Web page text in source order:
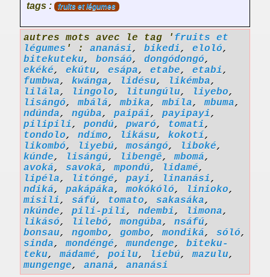
tags : fruits et légumes
autres mots avec le tag ' fruits et
légumes ' : ananási, bikedi, eloló,
bitekuteku, bonsáó, dongódongó,
ekéké, ekútu, esápa, etabe, etabi,
fumbwa, kwánga, lidésu, likémba,
lilála, lingolo, litungúlu, liyebo,
lisángó,mbálá,mbika,mbíla,mbuma,
ndúnda, ngúba, paipái, payipayi,
pilipili, pondú, pwaró, tomati,
tondolo, ndímo, likásu, kokotí,
likombó, liyebú,mosángó, liboké,
kúnde, lisángú, libengê,mbomá,
avoká, savoká,mpondú, lidamé,
lipéla, litóngé, payi, linanási,
ndiká, pakápáka,mokókóló, linioko,
misili, sáfú, tomato, sakasáka,
nkúnde, pili-pili, ndembi, limona,
likásó, lilebó,mongúba, nsáfú,
bonsau, ngombo, gombo,mondiká, sóló,
sinda,mondéngé,mundenge, biteku-
teku,mádamé, poilu, liebú,mazulu,
mungenge, ananá, ananási